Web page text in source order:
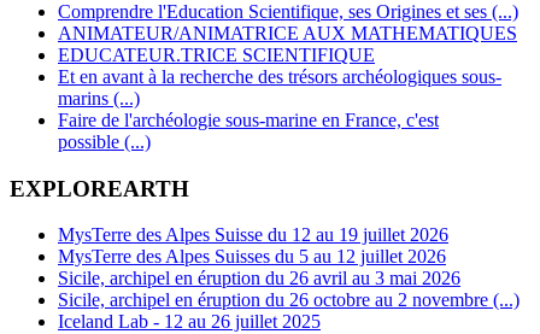
Comprendre l'Education Scientifique, ses Origines et ses (...)
ANIMATEUR/ANIMATRICE AUX MATHEMATIQUES
EDUCATEUR.TRICE SCIENTIFIQUE
Et en avant à la recherche des trésors archéologiques sous-
marins (...)
Faire de l'archéologie sous-marine en France, c'est
possible (...)
EXPLOREARTH
MysTerre des Alpes Suisse du 12 au 19 juillet 2026
MysTerre des Alpes Suisses du 5 au 12 juillet 2026
Sicile, archipel en éruption du 26 avril au 3 mai 2026
Sicile, archipel en éruption du 26 octobre au 2 novembre (...)
Iceland Lab - 12 au 26 juillet 2025